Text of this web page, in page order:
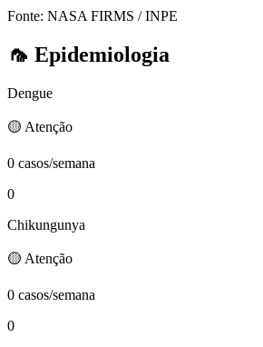
Fonte: NASA FIRMS / INPE
🦟 Epidemiologia
Dengue
🟡 Atenção
0 casos/semana
0
Chikungunya
🟡 Atenção
0 casos/semana
0